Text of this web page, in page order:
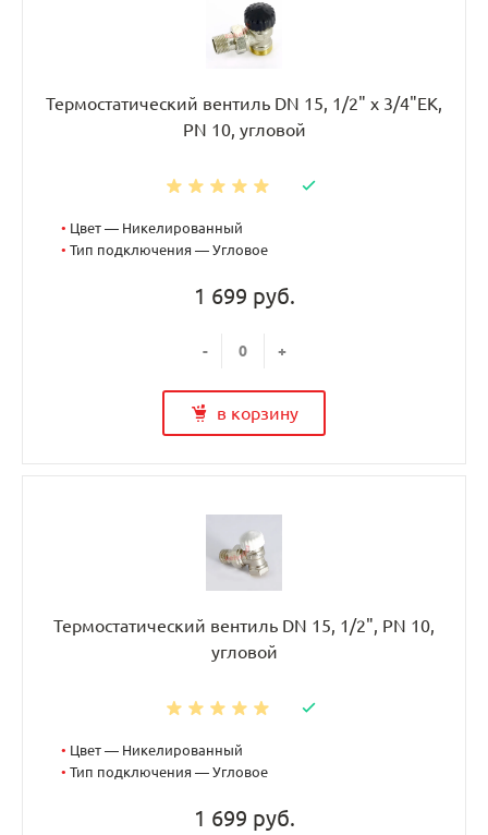
Термостатический вентиль DN 15, 1/2" х 3/4"EK,
PN 10, угловой
• Цвет — Никелированный
• Тип подключения — Угловое
1 699 руб.
- +
в корзину
Термостатический вентиль DN 15, 1/2", PN 10,
угловой
• Цвет — Никелированный
• Тип подключения — Угловое
1 699 руб.